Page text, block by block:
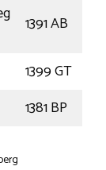
1391 AB
1399 GT
1381 BP